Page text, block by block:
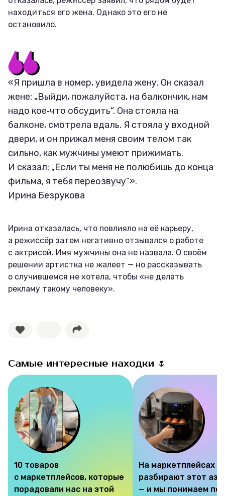
находиться его жена. Однако это его не
остановило.
«Я пришла в номер, увидела жену. Он сказал
жене: „Выйди, пожалуйста, на балкончик, нам
надо кое‑что обсудить“. Она стояла на
балконе, смотрела вдаль. Я стояла у входной
двери, и он прижал меня своим телом так
сильно, как мужчины умеют прижимать.
И сказал: „Если ты меня не полюбишь до конца
фильма, я тебя переозвучу“».
Ирина Безрукова
Ирина отказалась, что повлияло на её карьеру,
а режиссёр затем негативно отзывался о работе
с актрисой. Имя мужчины она не назвала. О своём
решении артистка не жалеет — но рассказывать
о случившемся не хотела, чтобы «не делать
рекламу такому человеку».
Самые интересные находки 🌷
10 товаров
с маркетплейсов, которые
порадовали нас на этой
На маркетплейсах
разбирают этот
— и мы понимаем